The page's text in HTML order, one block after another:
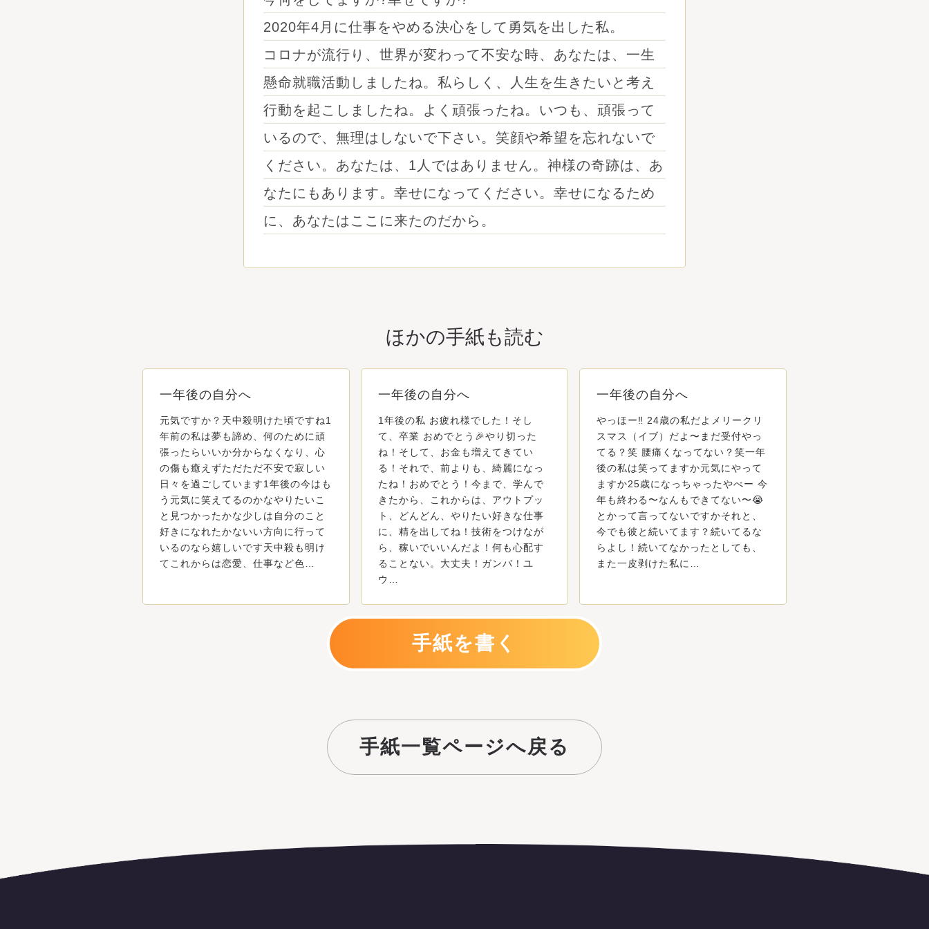
2020年4月に仕事をやめる決心をして勇気を出した私。
コロナが流行り、世界が変わって不安な時、あなたは、一生
懸命就職活動しましたね。私らしく、人生を生きたいと考え
行動を起こしましたね。よく頑張ったね。いつも、頑張って
いるので、無理はしないで下さい。笑顔や希望を忘れないで
ください。あなたは、1人ではありません。神様の奇跡は、あ
なたにもあります。幸せになってください。幸せになるため
に、あなたはここに来たのだから。
ほかの手紙も読む
一年後の自分へ
元気ですか？天中殺明けた頃ですね1
年前の私は夢も諦め、何のために頑
張ったらいいか分からなくなり、心
の傷も癒えずただただ不安で寂しい
日々を過ごしています1年後の今はも
う元気に笑えてるのかなやりたいこ
と見つかったかな少しは自分のこと
好きになれたかないい方向に行って
いるのなら嬉しいです天中殺も明け
てこれからは恋愛、仕事など色…
一年後の自分へ
1年後の私 お疲れ様でした！そし
て、卒業 おめでとう🎉やり切った
ね！そして、お金も増えてきてい
る！それで、前よりも、綺麗になっ
たね！おめでとう！今まで、学んで
きたから、これからは、アウトプッ
ト、どんどん、やりたい好きな仕事
に、精を出してね！技術をつけなが
ら、稼いでいいんだよ！何も心配す
ることない。大丈夫！ガンバ！ユ
ウ…
一年後の自分へ
やっほー‼️ 24歳の私だよメリークリ
スマス（イブ）だよ〜まだ受付やっ
てる？笑 腰痛くなってない？笑一年
後の私は笑ってますか元気にやって
ますか25歳になっちゃったやべー 今
年も終わる〜なんもできてない〜😭
とかって言ってないですかそれと、
今でも彼と続いてます？続いてるな
らよし！続いてなかったとしても、
また一皮剥けた私に…
手紙を書く
手紙一覧ページへ戻る